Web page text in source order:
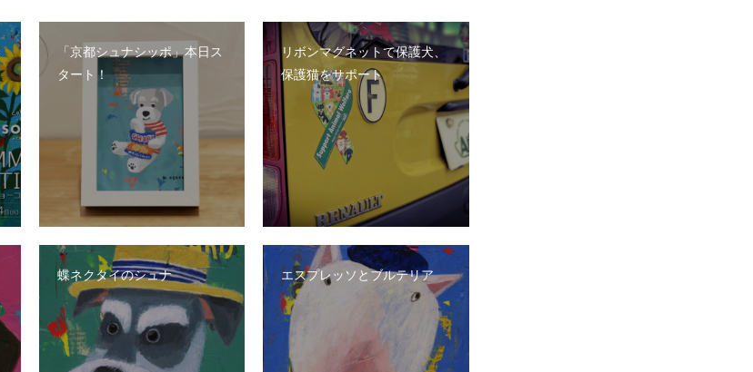
「京都シュナシッポ」本日ス
タート！
リボンマグネットで保護犬、
保護猫をサポート
蝶ネクタイのシュナ エスプレッソとブルテリア